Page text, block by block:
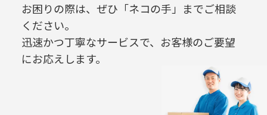
お困りの際は、ぜひ「ネコの手」までご相談
ください。
迅速かつ丁寧なサービスで、お客様のご要望
にお応えします。